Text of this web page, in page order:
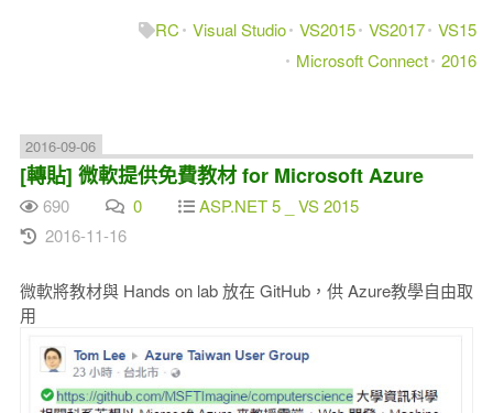
RC
Visual Studio VS2015 VS2017 VS15
Microsoft Connect 2016
2016-09-06
[轉貼] 微軟提供免費教材 for Microsoft Azure
690 0
ASP.NET 5 _ VS 2015
2016-11-16
微軟將教材與 Hands on lab 放在 GitHub，供 Azure教學自由取
用